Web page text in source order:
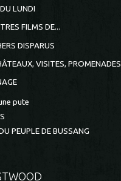
LUNDI
FILMS DE...
DISPARUS
VISITES, PROMENADES
pute
PEUPLE DE BUSSANG